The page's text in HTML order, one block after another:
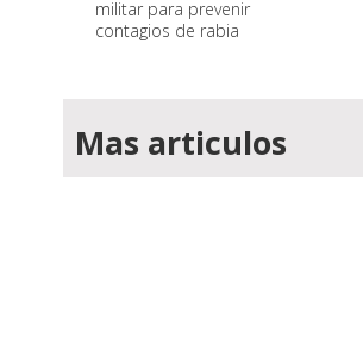
militar para prevenir
contagios de rabia
Mas articulos